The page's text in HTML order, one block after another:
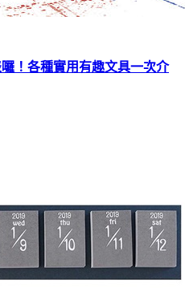
！各種實用有趣文具一次介